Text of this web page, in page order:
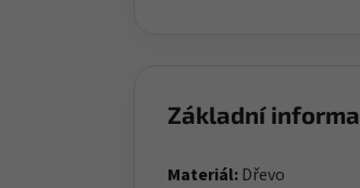
Základní
Materiál: Dřevo